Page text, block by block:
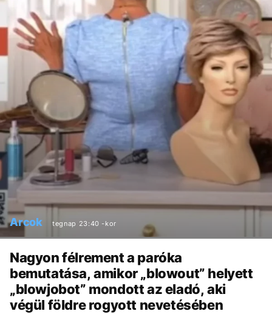
Arcok tegnap 23:40 -kor
Nagyon félrement a paróka
bemutatása, amikor „blowout” helyett
„blowjobot” mondott az eladó, aki
végül földre rogyott nevetésében